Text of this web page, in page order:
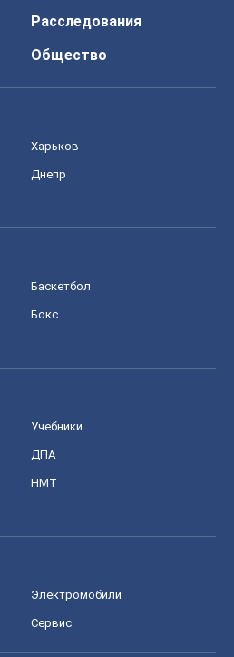
Расследования
Общество
Харьков
Днепр
Баскетбол
Бокс
Учебники
ДПА
НМТ
Электромобили
Сервис